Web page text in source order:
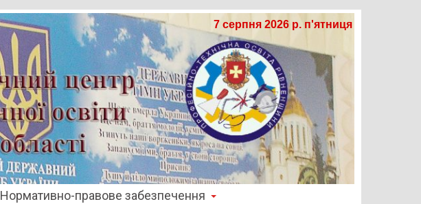
7 серпня 2026 р. п'ятниця
Нормативно-правове забезпечення